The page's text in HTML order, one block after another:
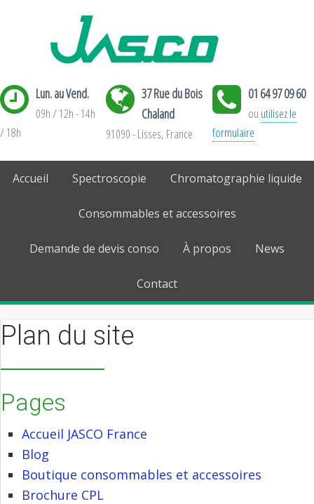
Lun. au Vend.
09h / 12h - 14h
/ 18h
37 Rue du Bois
Chaland
91090 - Lisses, France
01 64 97 09 60
ou utilisez le
formulaire
Accueil Spectroscopie Chromatographie liquide
Consommables et accessoires
Demande de devis conso À propos News
Contact
Plan du site
Pages
Accueil JASCO France
Blog
Boutique consommables et accessoires
Brochure CPL